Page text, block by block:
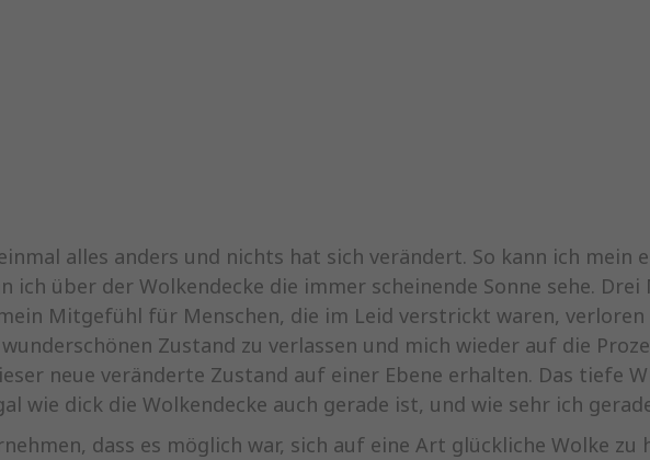
alles anders und nichts hat sich verändert. So kann ich mein
ich über der Wolkendecke die immer scheinende Sonne sehe. Drei
Mitgefühl für Menschen, die im Leid verstrickt waren, verloren
Zustand zu verlassen und mich wieder auf die
neue veränderte Zustand auf einer Ebene erhalten. Das tiefe
wie dick die Wolkendecke auch gerade ist, und wie sehr ich
dass es möglich war, sich auf eine Art glückliche Wolke zu